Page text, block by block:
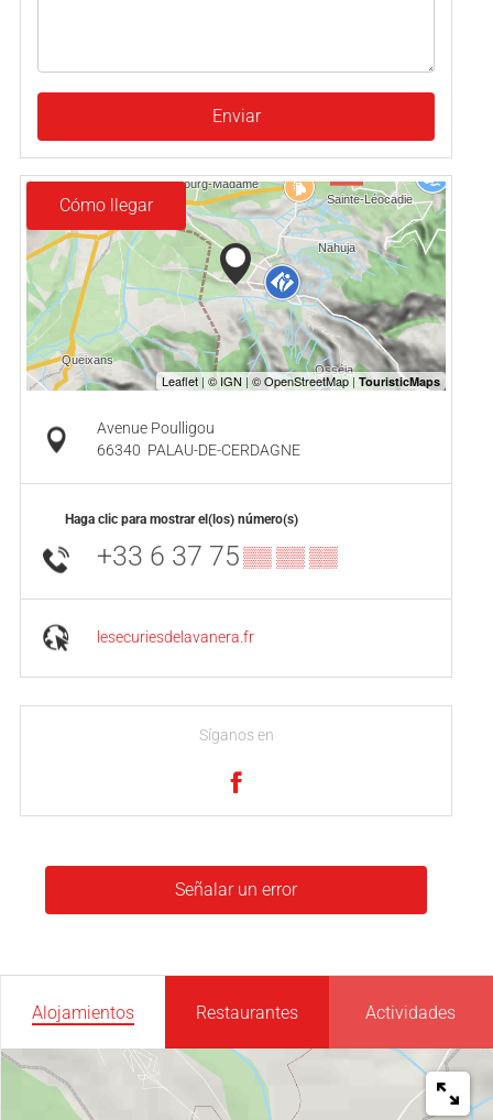
Enviar
Cómo llegar
Avenue Poulligou
66340 PALAU-DE-CERDAGNE
Haga clic para mostrar el(los) número(s)
+33 6 37 75▒▒ ▒▒ ▒▒
lesecuriesdelavanera.fr
Síganos en
Señalar un error
Alojamientos Restaurantes Actividades